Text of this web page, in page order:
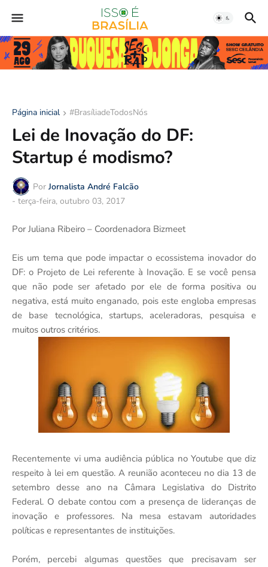
Página inicial #BrasíliadeTodosNós
Lei de Inovação do DF:
Startup é modismo?
Por Jornalista André Falcão
- terça-feira, outubro 03, 2017
Por Juliana Ribeiro – Coordenadora Bizmeet
Eis um tema que pode impactar o ecossistema inovador do
DF: o Projeto de Lei referente à Inovação. E se você pensa
que não pode ser afetado por ele de forma positiva ou
negativa, está muito enganado, pois este engloba empresas
de base tecnológica, startups, aceleradoras, pesquisa e
muitos outros critérios.
Recentemente vi uma audiência pública no Youtube que diz
respeito à lei em questão. A reunião aconteceu no dia 13 de
setembro desse ano na Câmara Legislativa do Distrito
Federal. O debate contou com a presença de lideranças de
inovação e professores. Na mesa estavam autoridades
políticas e representantes de instituições.
Porém, percebi algumas questões que precisavam ser